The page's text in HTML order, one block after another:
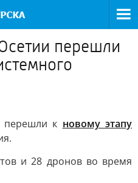
перешли
к новому этапу
и 28 дронов во время